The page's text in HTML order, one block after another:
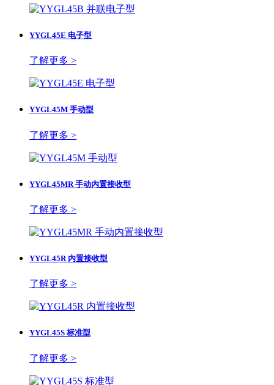
YYGL45E 电子型
了解更多 >
YYGL45M 手动型
了解更多 >
YYGL45MR 手动内置接收型
了解更多 >
YYGL45R 内置接收型
了解更多 >
YYGL45S 标准型
了解更多 >